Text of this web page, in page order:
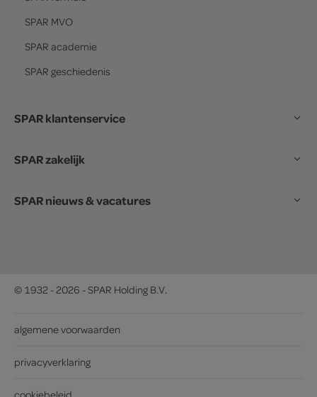
SPAR MVO
SPAR academie
SPAR geschiedenis
SPAR klantenservice
SPAR zakelijk
SPAR nieuws & vacatures
© 1932 - 2026 - SPAR Holding B.V.
algemene voorwaarden
privacyverklaring